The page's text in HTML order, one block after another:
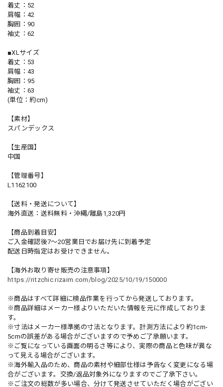
着丈：52
肩幅：42
胸囲：90
袖丈：62
■XLサイズ
着丈：53
肩幅：43
胸囲：95
袖丈：63
(単位：約cm)
【素材】
スパンデックス
【生産国】
中国
【管理番号】
L1162100
【送料・発送について】
海外直送：送料無料・沖縄/離島1,320円
【商品到着目安】
ご入金確認後7〜20営業日でお届け先に到着予定
配送日時指定はお受けできません。
【海外お取り寄せ販売の注意事項】
https://ritzchic.rizaim.com/blog/2025/10/19/150000
※商品はすべて詳細に検品作業を行ってから発送しております。
※商品詳細はメーカー様よりいただいた情報を元に作成しておりま
す。
※寸法はメーカー様準拠の寸法となります。計測方法により約1cm-
5cmの誤差がある場合がございますので予めご了承願います。
※ご覧になっている画面の明るさ等により、実際の商品と色味が異な
って見える場合がございます。
※海外輸入品のため、商品の素材や細部仕様は予告なく変更になる場
合がございます。交換/返品対象外になりますのでご了承下さい。
※ご注文の総数が多い場合、分けて発送させていただく場合がござい